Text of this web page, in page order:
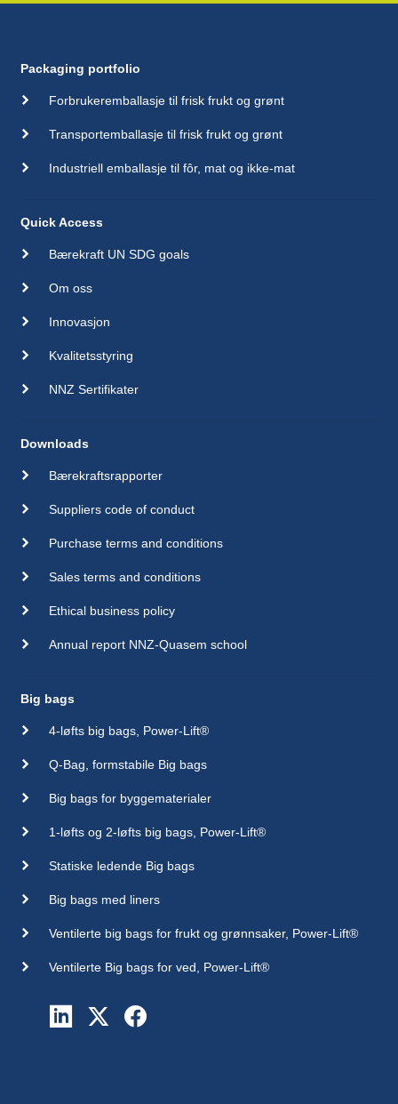
Packaging portfolio
Forbrukeremballasje til frisk frukt og grønt
Transportemballasje til frisk frukt og grønt
Industriell emballasje til fôr, mat og ikke-mat
Quick Access
Bærekraft UN SDG goals
Om oss
Innovasjon
Kvalitetsstyring
NNZ Sertifikater
Downloads
Bærekraftsrapporter
Suppliers code of conduct
Purchase terms and conditions
Sales terms and conditions
Ethical business policy
Annual report NNZ-Quasem school
Big bags
4-løfts big bags, Power-Lift®
Q-Bag, formstabile Big bags
Big bags for byggematerialer
1-løfts og 2-løfts big bags, Power-Lift®
Statiske ledende Big bags
Big bags med liners
Ventilerte big bags for frukt og grønnsaker, Power-Lift®
Ventilerte Big bags for ved, Power-Lift®